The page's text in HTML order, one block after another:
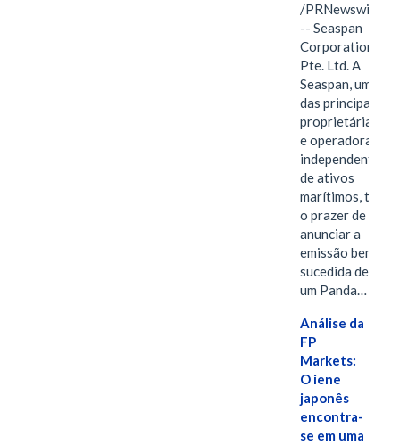
/PRNewswire/
-- Seaspan
Corporation
Pte. Ltd. A
Seaspan, uma
das principais
proprietárias
e operadoras
independentes
de ativos
marítimos, tem
o prazer de
anunciar a
emissão bem-
sucedida de
um Panda…
Análise da
FP
Markets:
O iene
japonês
encontra-
se em uma